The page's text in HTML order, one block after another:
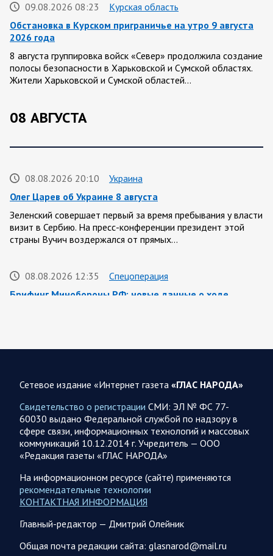
09.08.2026 08:23
Курская область
Обстановка в Курском приграничье на утро 9 августа
2026 года
8 августа группировка войск «Север» продолжила создание
полосы безопасности в Харьковской и Сумской областях.
Жители Харьковской и Сумской областей…
08 АВГУСТА
08.08.2026 20:10
Украина
Олег Царев об Украине 8 августа
Зеленский совершает первый за время пребывания у власти
визит в Сербию. На пресс-конференции президент этой
страны Вучич воздержался от прямых…
08.08.2026 12:35
Спецоперация
Брифинг Минобороны РФ: новые данные о ходе
представители группировок «Север», «Запад», «Центр»,
Сводка военных действий от Минобороны РФ 8
августа. Коротко
Группировка войск «Север» взяла под контроль населенный
пункт Ивановка в Харьковской области. Российские
вооруженные силы за последние сутки поразили…
08.08.2026 10:09
Спецоперация
В ночь 8 августа ВС РФ нанесли удары по объектам в 8
Сетевое издание «Интернет газета «ГЛАС НАРОДА»
Свидетельство о регистрации СМИ: ЭЛ № ФС 77-
60030 выдано Федеральной службой по надзору в
сфере связи, информационных технологий и массовых
коммуникаций 10.12.2014 г. Учредитель — ООО
«Редакция газеты «ГЛАС НАРОДА»
На информационном ресурсе (сайте) применяются
рекомендательные технологии
КОНТАКТНАЯ ИНФОРМАЦИЯ
Главный-редактор — Дмитрий Олейник
Общая почта редакции сайта: glasnarod@mail.ru